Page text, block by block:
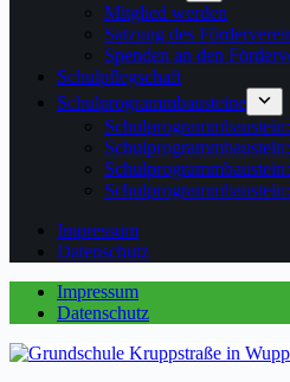
Mitglied werden
Satzung des
Spenden an den
Schulpflegschaft
Schulprogrammbausteine
Impressum
Datenschutz
Impressum
Datenschutz